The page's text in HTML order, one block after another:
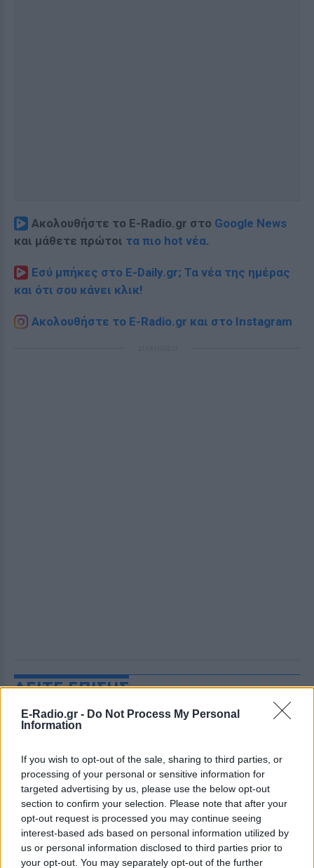
E-Radio.gr - Do Not Process My Personal
Information
If you wish to opt-out of the sale, sharing to third parties, or
processing of your personal or sensitive information for
targeted advertising by us, please use the below opt-out
section to confirm your selection. Please note that after your
opt-out request is processed you may continue seeing
interest-based ads based on personal information utilized by
us or personal information disclosed to third parties prior to
your opt-out. You may separately opt-out of the further
Ακολουθήστε το E-Radio.gr στο Google News
και μάθετε πρώτοι τα πιο hot νέα.
Εσύ μπήκες στο E-Daily.gr; Τα νέα της ημέρας
και ότι σου κάνει κλικ!
Ακολουθήστε το E-Radio.gr και στο Instagram
ΔΕΙΤΕ ΕΠΙΣΗΣ
ΣΤΗΝ ΙΔΙΑ ΚΑΤΗΓΟΡΙΑ
Τι αλλάζει στις κάψουλες
καφέ; Ο κανονισμός της ΕΕ που
τίθεται σε ισχύ από τις 12
Αυγούστου
ΣΉΜΕΡΑ
Με τον νέο ευρωπαϊκό κανονισμό για τις
συσκευασίες, οι κάψουλες καφέ μιας
χρήσης αποκτούν επίσημη νομική